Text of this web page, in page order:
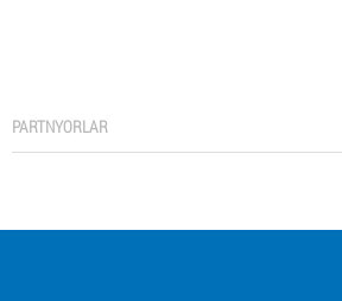
PARTNYORLAR